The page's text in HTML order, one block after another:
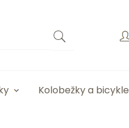
Kolobežky a bicykle